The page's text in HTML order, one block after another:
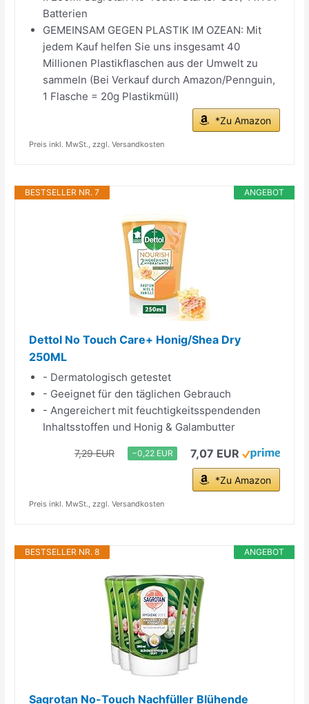
Batterien
GEMEINSAM GEGEN PLASTIK IM OZEAN: Mit
jedem Kauf helfen Sie uns insgesamt 40
Millionen Plastikflaschen aus der Umwelt zu
sammeln (Bei Verkauf durch Amazon/Pennguin,
1 Flasche = 20g Plastikmüll)​
*Zu Amazon
Preis inkl. MwSt., zzgl. Versandkosten
ANGEBOT
BESTSELLER NR. 7
Dettol No Touch Care+ Honig/Shea Dry
250ML
- Dermatologisch getestet
- Geeignet für den täglichen Gebrauch
- Angereichert mit feuchtigkeitsspendenden
Inhaltsstoffen und Honig & Galambutter
7,29 EUR −0,22 EUR 7,07 EUR
*Zu Amazon
Preis inkl. MwSt., zzgl. Versandkosten
ANGEBOT
BESTSELLER NR. 8
Sagrotan No-Touch Nachfüller Blühende